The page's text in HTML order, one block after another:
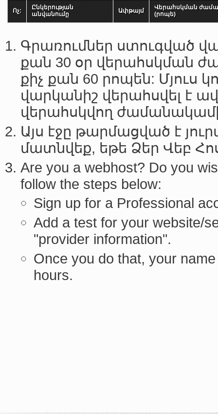
Ոչ:
Ընկերության
անվանումը
Ափթայմ
Վերահսկման
(րոպե)
Գրառումներ ստուգված
քան 30 օր վերահսկման
քիչ քան 60 րոպեն: Մյուս
վարկանիշ վերահսվել է
վերահսկվող
Այս էջը թարմացված է
մատնվեք, եթե Ձեր Վեբ
Are you a webhost? Do you
follow the steps below:
Sign up for a Professional
Add a test for your website/
"provider information".
Once you do that, your
hours.